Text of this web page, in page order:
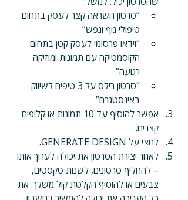
“סרטון השראה קצר לעסק בתחום
טיפולי גוף ונפש”
“וידאו פרסומי לעסק קטן בתחום
הקוסמטיקה עם תמונות ומוזיקה
רגועה”
“סרטון רילס על 3 טיפים לשיווק
באינסטגרם”
אפשר להוסיף עד 10 תמונות או קליפים
קצרים.
לחצי על GENERATE DESIGN.
לאחר יצירת הסרטון את יכולה לערוך אותו
– להחליף סרטונים, לשנות טקסטים,
צבעים או להוסיף הקלטת קול משלך. את